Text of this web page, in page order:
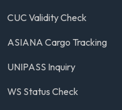
CUC Validity Check
ASIANA Cargo Tracking
UNIPASS Inquiry
WS Status Check